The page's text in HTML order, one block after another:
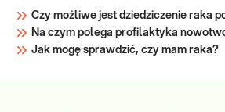
Czy możliwe jest dziedziczenie raka
Na czym polega profilaktyka
Jak mogę sprawdzić, czy mam raka?